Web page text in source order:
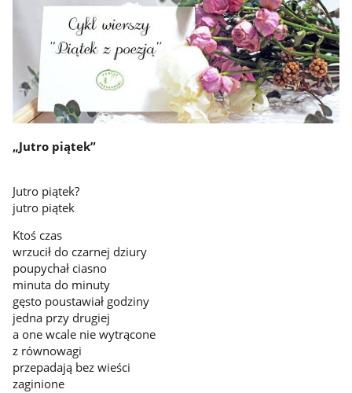
„Jutro piątek”
Jutro piątek?
jutro piątek
Ktoś czas
wrzucił do czarnej dziury
poupychał ciasno
minuta do minuty
gęsto poustawiał godziny
jedna przy drugiej
a one wcale nie wytrącone
z równowagi
przepadają bez wieści
zaginione